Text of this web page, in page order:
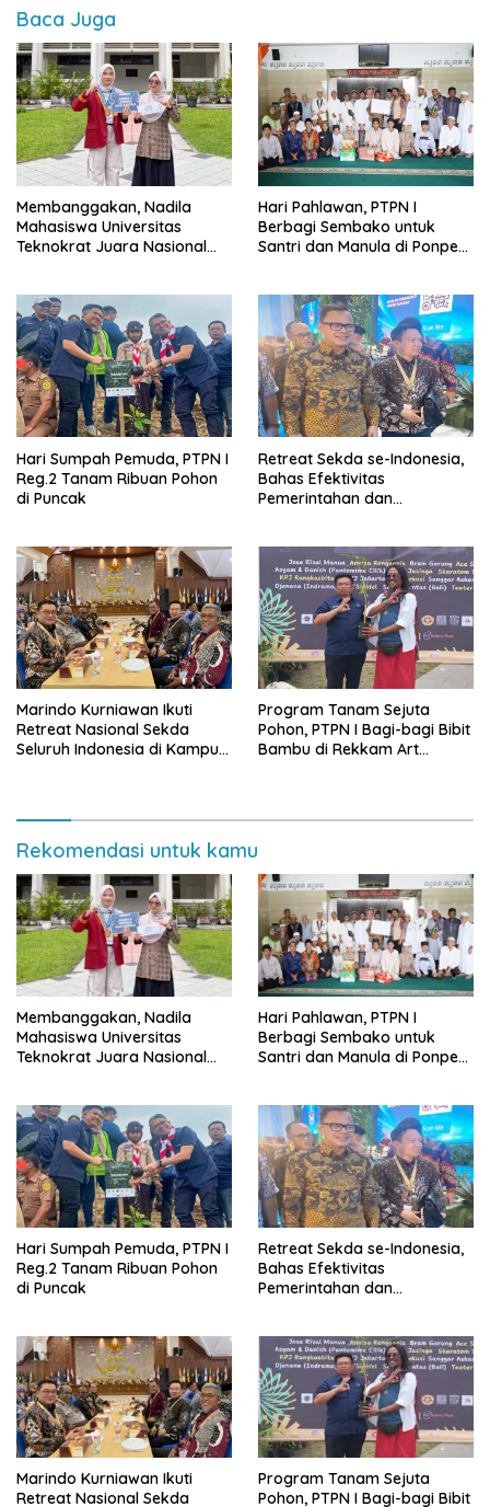
Baca Juga
Membanggakan, Nadila
Mahasiswa Universitas
Teknokrat Juara Nasional
Hari Pahlawan, PTPN I
Berbagi Sembako untuk
Santri dan Manula di Ponpes
Hari Sumpah Pemuda, PTPN I
Reg.2 Tanam Ribuan Pohon
di Puncak
Retreat Sekda se-Indonesia,
Bahas Efektivitas
Pemerintahan dan
Marindo Kurniawan Ikuti
Retreat Nasional Sekda
Seluruh Indonesia di Kampus
Program Tanam Sejuta
Pohon, PTPN I Bagi-bagi Bibit
Bambu di Rekkam Art
Rekomendasi untuk kamu
Membanggakan, Nadila
Mahasiswa Universitas
Teknokrat Juara Nasional
Hari Pahlawan, PTPN I
Berbagi Sembako untuk
Santri dan Manula di Ponpes
Hari Sumpah Pemuda, PTPN I
Reg.2 Tanam Ribuan Pohon
di Puncak
Retreat Sekda se-Indonesia,
Bahas Efektivitas
Pemerintahan dan
Marindo Kurniawan Ikuti
Retreat Nasional Sekda
Program Tanam Sejuta
Pohon, PTPN I Bagi-bagi Bibit